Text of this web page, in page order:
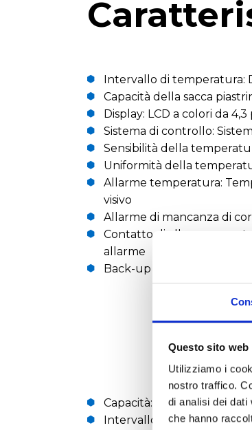
Questo sito
Utilizziamo i
nostro traffico.
di analisi dei dati
che hanno
Intervallo di temperatura:
Capacità della sacca
Display: LCD a colori da 4,3
Sistema di controllo:
Sensibilità della
Uniformità della
Allarme temperatura:
visivo
Allarme di mancanza di
Contatto di allarme
allarme
Back-up dell'allarme:
Capacità: 54 sacche di
Intervallo di temperatura: